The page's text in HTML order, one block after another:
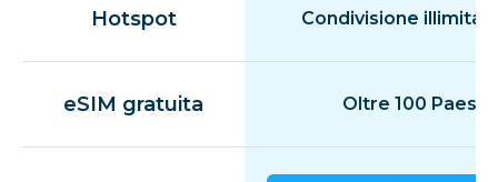
Hotspot Condivisione
eSIM gratuita Oltre 100 Paesi